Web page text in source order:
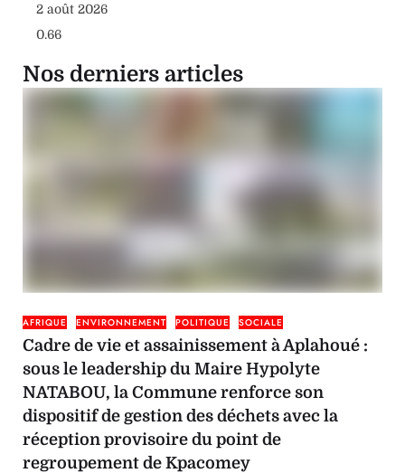
2 août 2026
Nos derniers articles
AFRIQUE ENVIRONNEMENT POLITIQUE SOCIALE
Cadre de vie et assainissement à Aplahoué :
sous le leadership du Maire Hypolyte
NATABOU, la Commune renforce son
dispositif de gestion des déchets avec la
réception provisoire du point de
regroupement de Kpacomey